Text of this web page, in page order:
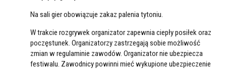
Na sali gier obowiązuje zakaz palenia tytoniu.
W trakcie rozgrywek organizator zapewnia ciepły posiłek oraz
poczęstunek. Organizatorzy zastrzegają sobie możliwość
zmian w regulaminie zawodów. Organizator nie ubezpiecza
festiwalu. Zawodnicy powinni mieć wykupione ubezpieczenie